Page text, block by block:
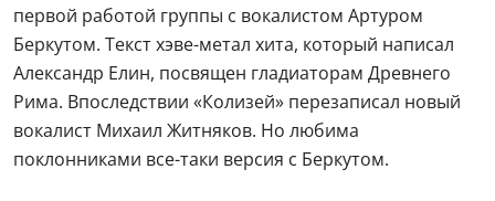
первой работой группы с вокалистом Артуром
Беркутом. Текст хэве-метал хита, который написал
Александр Елин, посвящен гладиаторам Древнего
Рима. Впоследствии «Колизей» перезаписал новый
вокалист Михаил Житняков. Но любима
поклонниками все-таки версия с Беркутом.